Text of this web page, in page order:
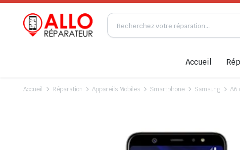
Accueil
Accueil Réparation Appareils Mobiles Smartphone Samsung